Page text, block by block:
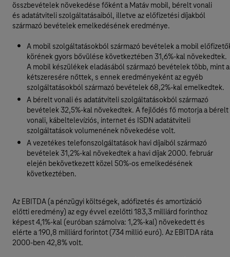
összbevételek növekedése főként a Matáv mobil, bérelt vonali
és adatátviteli szolgáltatásaiból, illetve az előfizetési díjakból
származó bevételek emelkedésének eredménye.
A mobil szolgáltatásokból származó bevételek a mobil
körének gyors bővülése következtében 31,6%-kal növekedtek.
A mobil készülékek eladásából származó bevételek több, mint a
kétszeresére nőttek, s ennek eredményeként az egyéb
szolgáltatásokból származó bevételek 68,2%-kal emelkedtek.
A bérelt vonali és adatátviteli szolgáltatásokból származó
bevételek 32,5%-kal növekedtek. A fejlődés fő motorja a bérelt
vonali, kábeltelevíziós, internet és ISDN adatátviteli
szolgáltatások volumenének növekedése volt.
A vezetékes telefonszolgáltatások havi díjaiból származó
bevételek 31,2%-kal növekedtek a havi díjak 2000. február
elején bekövetkezett közel 50%-os emelkedésének
következtében.
Az EBITDA (a pénzügyi költségek, adófizetés és amortizáció
előtti eredmény) az egy évvel ezelőtti 183,3 milliárd forinthoz
képest 4,1%-kal (euróban számolva: 1,2%-kal) növekedett és
elérte a 190,8 milliárd forintot (734 millió euró). Az EBITDA ráta
2000-ben 42,8% volt.